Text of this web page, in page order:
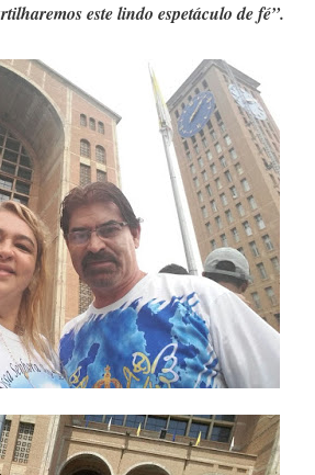
este lindo espetáculo de fé”.